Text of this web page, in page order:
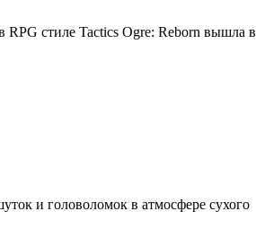
RPG стиле Tactics Ogre: Reborn вышла в
и головоломок в атмосфере сухого